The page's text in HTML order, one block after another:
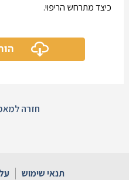
כיצד מתרחש הריפוי.
חזרה
תנאי שימוש